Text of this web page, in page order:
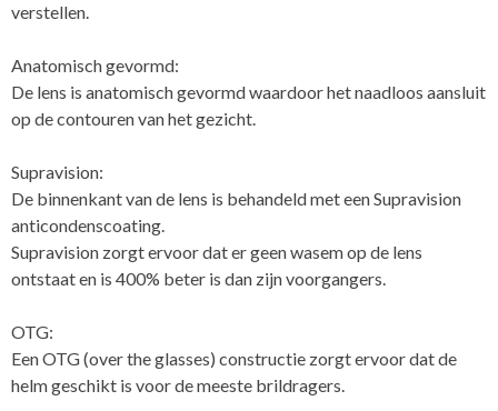
verstellen.
Anatomisch gevormd:
De lens is anatomisch gevormd waardoor het naadloos aansluit
op de contouren van het gezicht.
Supravision:
De binnenkant van de lens is behandeld met een Supravision
anticondenscoating.
Supravision zorgt ervoor dat er geen wasem op de lens
ontstaat en is 400% beter is dan zijn voorgangers.
OTG:
Een OTG (over the glasses) constructie zorgt ervoor dat de
helm geschikt is voor de meeste brildragers.